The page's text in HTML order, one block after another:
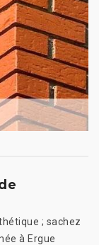
; sachez
à Ergue